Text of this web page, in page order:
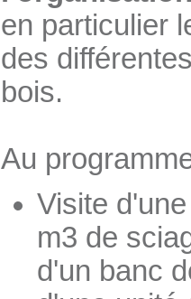
en particulier
des
bois.
Au
Visite
m3 de
d'un banc